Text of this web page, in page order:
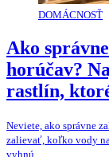
DOMÁCNOSŤ
Ako
horúčav?
rastlín,
Neviete, ako správne
zalievať, koľko vody
vyhnú...